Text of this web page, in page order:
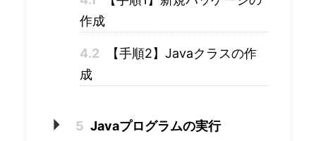
作成
4.2
【手順2】Javaクラスの作
成
5 Javaプログラムの実行